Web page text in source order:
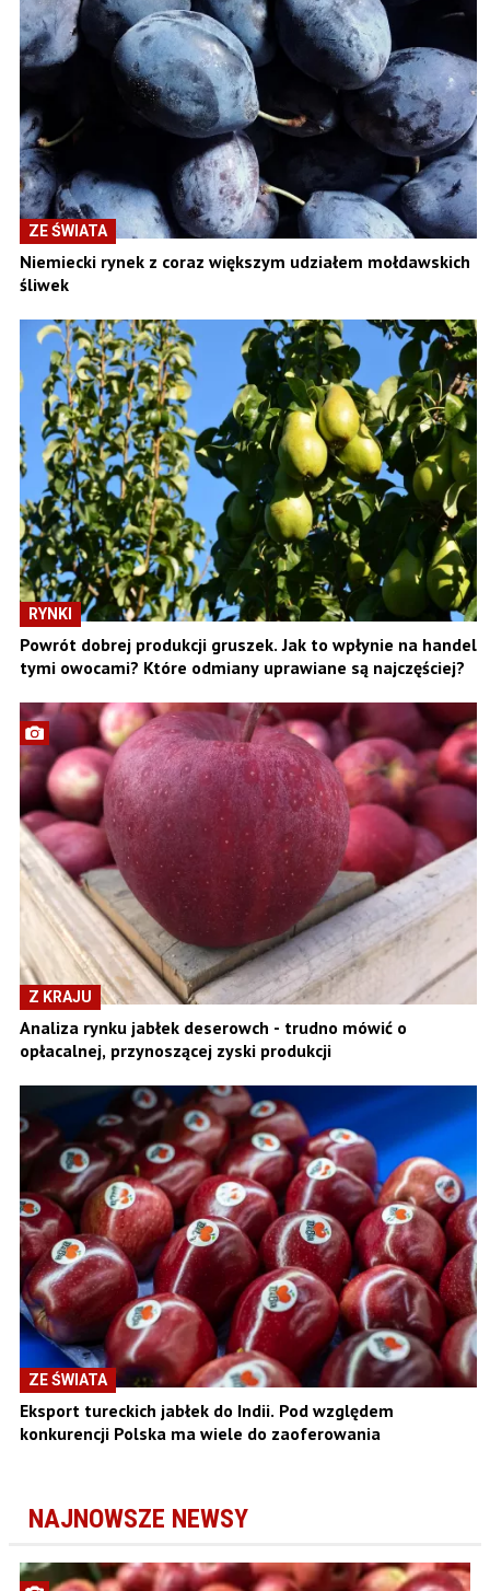
ZE ŚWIATA
Niemiecki rynek z coraz większym udziałem mołdawskich
śliwek
RYNKI
Powrót dobrej produkcji gruszek. Jak to wpłynie na handel
tymi owocami? Które odmiany uprawiane są najczęściej?
Z KRAJU
Analiza rynku jabłek deserowch - trudno mówić o
opłacalnej, przynoszącej zyski produkcji
ZE ŚWIATA
Eksport tureckich jabłek do Indii. Pod względem
konkurencji Polska ma wiele do zaoferowania
NAJNOWSZE NEWSY